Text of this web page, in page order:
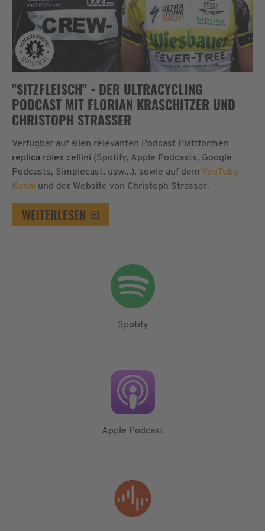
"SITZFLEISCH" - DER ULTRACYCLING
PODCAST MIT FLORIAN KRASCHITZER UND
CHRISTOPH STRASSER
Verfügbar auf allen relevanten Podcast Plattformen
replica rolex cellini (Spotify, Apple Podcasts, Google
Podcasts, Simplecast, usw...), sowie auf dem YouTube-
Kanal und der Website von Christoph Strasser.
WEITERLESEN
Spotify
Apple Podcast